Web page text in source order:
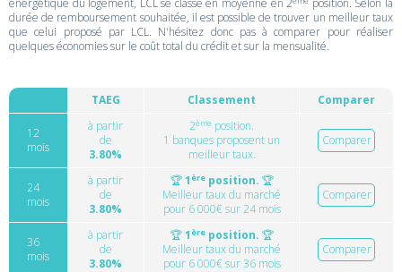
énergétique du logement, LCL se classe en moyenne en 2
position. Selon la
durée de remboursement souhaitée, il est possible de trouver un meilleur taux
que celui proposé par LCL. N'hésitez donc pas à comparer pour réaliser
quelques économies sur le coût total du crédit et sur la mensualité.
TAEG Classement Comparer
12
mois
à partir
de
3.80%
2ème position.
1 banques proposent un
meilleur taux.
Comparer
24
mois
à partir
de
3.80%
🏆1 èreposition. 🏆
Meilleur taux du marché
pour 6 000€ sur 24 mois
Comparer
36
mois
à partir
de
3.80%
🏆1 èreposition. 🏆
Meilleur taux du marché
pour 6 000€ sur 36 mois
Comparer